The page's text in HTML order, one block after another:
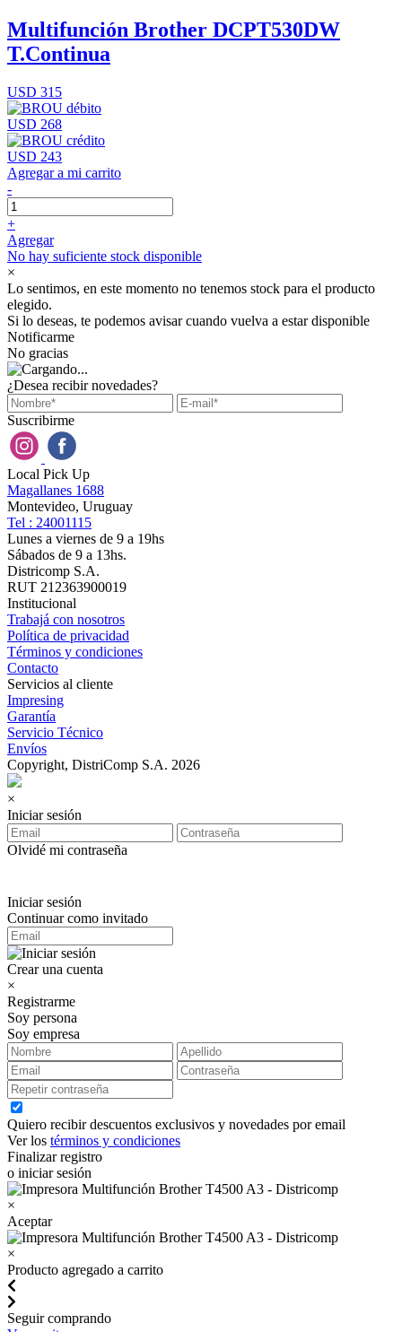
Multifunción Brother DCPT530DW
T.Continua
USD 315
USD 268
USD 243
Agregar a mi carrito
-
+
Agregar
No hay suficiente stock disponible
×
Lo sentimos, en este momento no tenemos stock para el producto
elegido.
Si lo deseas, te podemos avisar cuando vuelva a estar disponible
Notificarme
No gracias
¿Desea recibir novedades?
Suscribirme
Local Pick Up
Magallanes 1688
Montevideo, Uruguay
Tel : 24001115
Lunes a viernes de 9 a 19hs
Sábados de 9 a 13hs.
Districomp S.A.
RUT 212363900019
Institucional
Trabajá con nosotros
Política de privacidad
Términos y condiciones
Contacto
Servicios al cliente
Impresing
Garantía
Servicio Técnico
Envíos
Copyright, DistriComp S.A. 2026
×
Iniciar sesión
Olvidé mi contraseña
Iniciar sesión
Continuar como invitado
Crear una cuenta
×
Registrarme
Soy persona
Soy empresa
Quiero recibir descuentos exclusivos y novedades por email
Ver los términos y condiciones
Finalizar registro
o iniciar sesión
×
Aceptar
×
Producto agregado a carrito
Seguir comprando